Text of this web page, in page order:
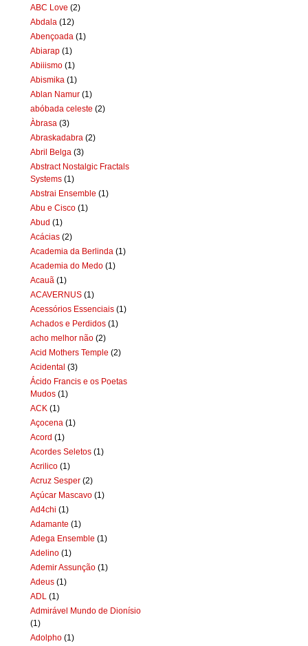
ABC Love (2)
Abdala (12)
Abençoada (1)
Abiarap (1)
Abiiismo (1)
Abismika (1)
Ablan Namur (1)
abóbada celeste (2)
Àbrasa (3)
Abraskadabra (2)
Abril Belga (3)
Abstract Nostalgic Fractals
Systems (1)
Abstrai Ensemble (1)
Abu e Cisco (1)
Abud (1)
Acácias (2)
Academia da Berlinda (1)
Academia do Medo (1)
Acauã (1)
ACAVERNUS (1)
Acessórios Essenciais (1)
Achados e Perdidos (1)
acho melhor não (2)
Acid Mothers Temple (2)
Acidental (3)
Ácido Francis e os Poetas
Mudos (1)
ACK (1)
Açocena (1)
Acord (1)
Acordes Seletos (1)
Acrilico (1)
Acruz Sesper (2)
Açúcar Mascavo (1)
Ad4chi (1)
Adamante (1)
Adega Ensemble (1)
Adelino (1)
Ademir Assunção (1)
Adeus (1)
ADL (1)
Admirável Mundo de Dionísio
(1)
Adolpho (1)